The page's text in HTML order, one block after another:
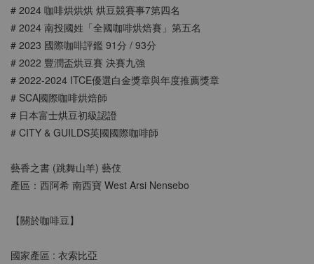
# 2024 咖啡烘烘烘 烘豆競賽事7第四名
# 2024 南投國姓「全國咖啡烘焙賽」第五名
# 2023 國際咖啡評鑑 91分 / 93分
# 2022 豐潤盃烘豆賽 決賽九強
# 2022-2024 ITCE優選⽩⾦獎章與年度推薦獎章
# SCA國際咖啡烘焙師
# 日本富士烘豆初級認證
# CITY & GUILDS英國國際咖啡師
藝香之書 (跳舞山羊) 藝伎
產區：西阿希 南西寶 West Arsi Nensebo
【關於咖啡豆】
國家產區 : 衣索比亞